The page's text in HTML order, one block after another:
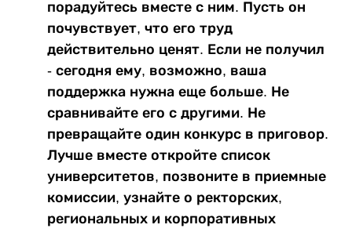
порадуйтесь вместе с ним. Пусть он
почувствует, что его труд
действительно ценят. Если не получил
- сегодня ему, возможно, ваша
поддержка нужна еще больше. Не
сравнивайте его с другими. Не
превращайте один конкурс в приговор.
Лучше вместе откройте список
университетов, позвоните в приемные
комиссии, узнайте о ректорских,
региональных и корпоративных